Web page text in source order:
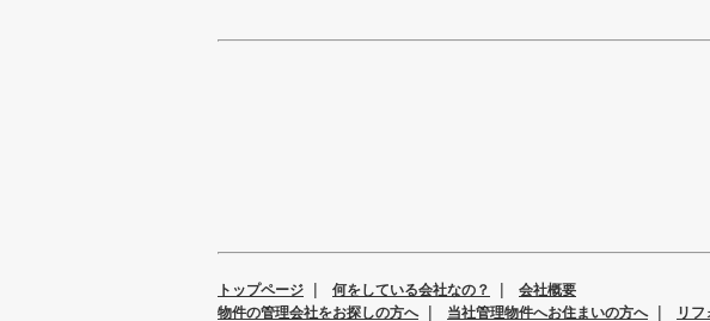
トップページ | 何をしている会社なの？ |
会社概要
物件の管理会社をお探しの方へ| 当社管理物件へお住まいの方へ| リフ